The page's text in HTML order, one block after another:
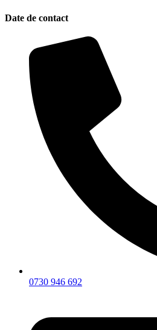
Date de contact
0730 946 692